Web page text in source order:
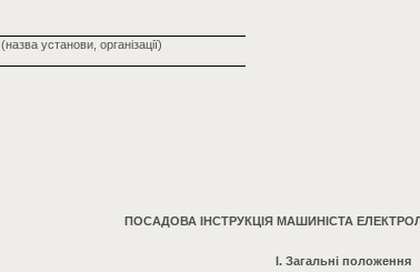
(назва установи, організації)
ПОСАДОВА ІНСТРУКЦІЯ МАШИНІСТА
I. Загальні положення